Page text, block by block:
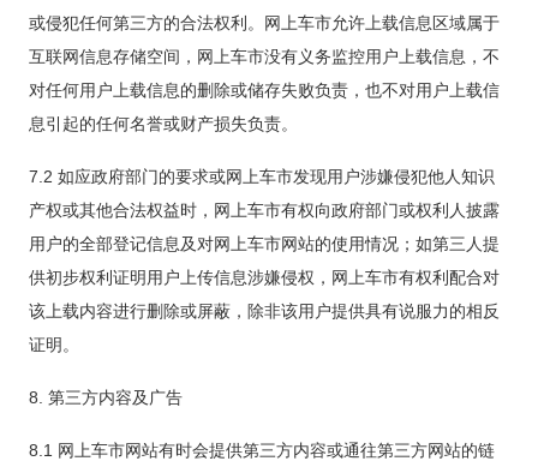
或侵犯任何第三方的合法权利。网上车市允许上载信息区域属于
互联网信息存储空间，网上车市没有义务监控用户上载信息，不
对任何用户上载信息的删除或储存失败负责，也不对用户上载信
息引起的任何名誉或财产损失负责。
7.2 如应政府部门的要求或网上车市发现用户涉嫌侵犯他人知识
产权或其他合法权益时，网上车市有权向政府部门或权利人披露
用户的全部登记信息及对网上车市网站的使用情况；如第三人提
供初步权利证明用户上传信息涉嫌侵权，网上车市有权利配合对
该上载内容进行删除或屏蔽，除非该用户提供具有说服力的相反
证明。
8. 第三方内容及广告
8.1 网上车市网站有时会提供第三方内容或通往第三方网站的链